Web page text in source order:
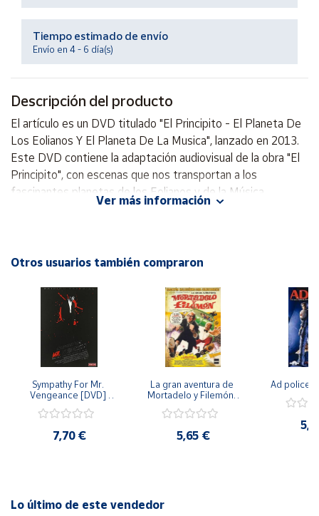
Contacto
Mapa de
vendedores
Hazte
Área
vendedor
Área
Ubicación
Península
Baleares
Canarias,
Tiempo estimado de envío
Envío en 4 - 6 día(s)
Descripción del producto
El artículo es un DVD titulado "El Principito - El Planeta De
Los Eolianos Y El Planeta De La Musica", lanzado en 2013.
Este DVD contiene la adaptación audiovisual de la obra "El
Principito", con escenas que nos transportan a los
fascinantes planetas de los Eolianos y de la Música.
Sumérgete en esta aventura mágica y descubre la belleza
encantadoras!
Ver más información
Otros usuarios también compraron
Sympathy For Mr.
Vengeance [DVD]
7,70 €
La gran aventura de
Mortadelo y Filemón/
[dvd] [2003]
5,65 €
Ad police
Lo último de este vendedor